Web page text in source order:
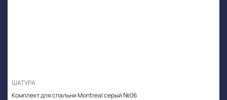
ШАТУРА
Комплект для спальни Montreal серый №06